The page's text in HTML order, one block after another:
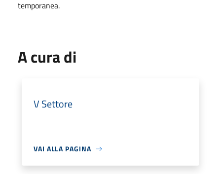
temporanea.
A cura di
V Settore
VAI ALLA PAGINA